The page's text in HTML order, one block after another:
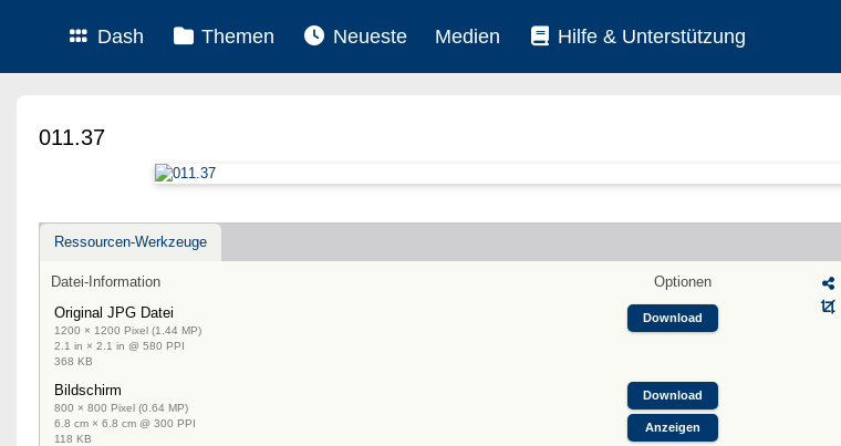
Dash Themen Neueste Medien Hilfe & Unterstützung
011.37
Ressourcen-Werkzeuge
Datei-Information
Optionen
Original JPG Datei
1200 × 1200 Pixel (1.44 MP)
2.1 in × 2.1 in @ 580 PPI
368 KB
Download
Bildschirm
800 × 800 Pixel (0.64 MP)
6.8 cm × 6.8 cm @ 300 PPI
118 KB
Download
Anzeigen